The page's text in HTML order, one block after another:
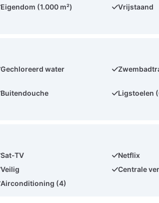
Eigendom (1.000 m²)
Vrijstaand
Gechloreerd water
Buitendouche
Ligstoelen
Sat-TV
Netflix
Veilig
Centrale
Airconditioning (4)